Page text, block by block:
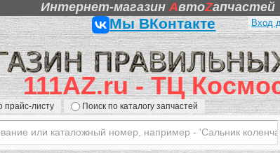
Интернет-магазинAвтоZапчастей
Мы ВКонтакте
111AZ.ru - ТЦ
прайс-листу Поиск по каталогу запчастей
Вход